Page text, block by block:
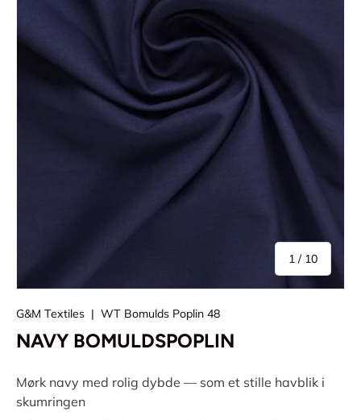
1 / af
10
G&M Textiles | WT Bomulds Poplin 48
NAVY BOMULDSPOPLIN
Mørk navy med rolig dybde — som et stille havblik i
skumringen